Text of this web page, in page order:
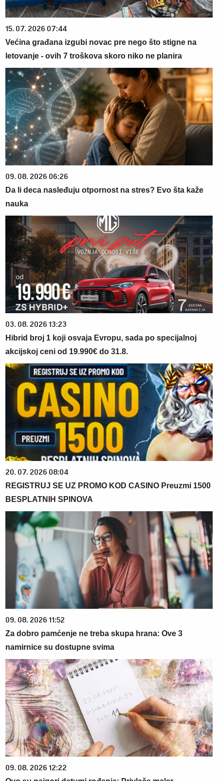
15. 07. 2026 07:44
Većina građana izgubi novac pre nego što stigne na
letovanje - ovih 7 troškova skoro niko ne planira
09. 08. 2026 06:26
Da li deca nasleđuju otpornost na stres? Evo šta kaže
nauka
03. 08. 2026 13:23
Hibrid broj 1 koji osvaja Evropu, sada po specijalnoj
akcijskoj ceni od 19.990€ do 31.8.
20. 07. 2026 08:04
REGISTRUJ SE UZ PROMO KOD CASINO Preuzmi 1500
BESPLATNIH SPINOVA
09. 08. 2026 11:52
Za dobro pamćenje ne treba skupa hrana: Ove 3
namirnice su dostupne svima
09. 08. 2026 12:22